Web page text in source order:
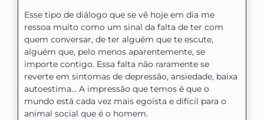
Esse tipo de diálogo que se vê hoje em dia me
ressoa muito como um sinal da falta de ter com
quem conversar, de ter alguém que te escute,
alguém que, pelo menos aparentemente, se
importe contigo. Essa falta não raramente se
reverte em sintomas de depressão, ansiedade, baixa
autoestima… A impressão que temos é que o
mundo está cada vez mais egoísta e difícil para o
animal social que é o homem.